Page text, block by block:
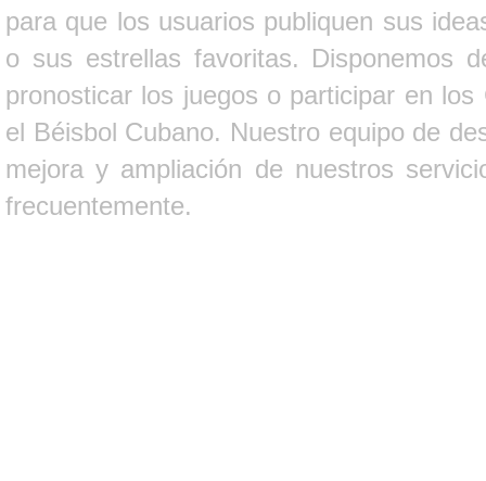
para que los usuarios publiquen sus
o sus estrellas favoritas. Disponemos
pronosticar los juegos o participar en
el Béisbol Cubano. Nuestro equipo de
mejora y ampliación de nuestros
frecuentemente.